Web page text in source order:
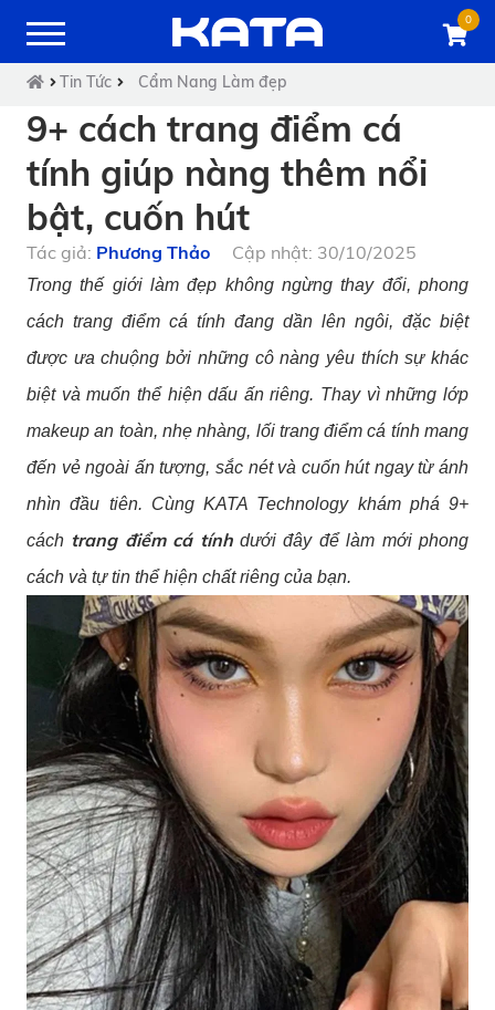
0
Tin Tức Cẩm Nang Làm đẹp
9+ cách trang điểm cá
tính giúp nàng thêm nổi
bật, cuốn hút
Tác giả: Phương Thảo Cập nhật: 30/10/2025
Trong thế giới làm đẹp không ngừng thay đổi, phong
cách trang điểm cá tính đang dần lên ngôi, đặc biệt
được ưa chuộng bởi những cô nàng yêu thích sự khác
biệt và muốn thể hiện dấu ấn riêng. Thay vì những lớp
makeup an toàn, nhẹ nhàng, lối trang điểm cá tính mang
đến vẻ ngoài ấn tượng, sắc nét và cuốn hút ngay từ ánh
nhìn đầu tiên. Cùng KATA Technology khám phá 9+
cách trang điểm cá tínhdưới đây để làm mới phong
cách và tự tin thể hiện chất riêng của bạn.